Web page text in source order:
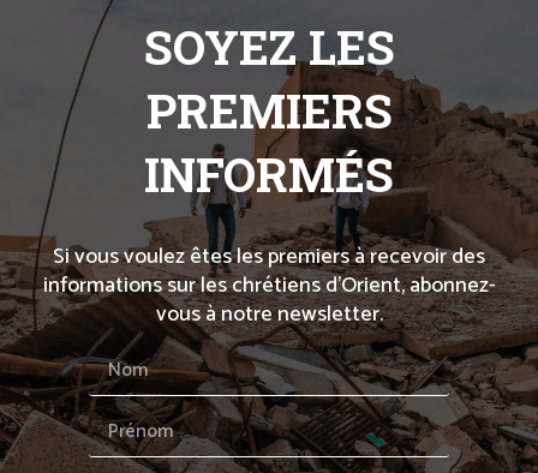
SOYEZ LES
PREMIERS
INFORMÉS
Si vous voulez êtes les premiers à recevoir des
informations sur les chrétiens d’Orient, abonnez-
vous à notre newsletter.